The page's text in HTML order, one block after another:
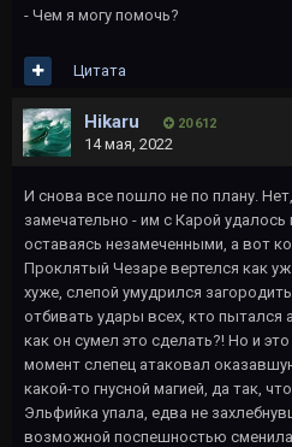
- Чем я могу помочь?
Цитата
Hikaru 20 612
14 мая, 2022
И снова все пошло не по плану.
замечательно - им с Карой
оставаясь незамеченными, а вот
Проклятый Чезаре вертелся как
хуже, слепой умудрился
отбивать удары всех, кто пытался
как он сумел это сделать?! Но и
момент слепец атаковал
какой-то гнусной магией, да так,
Эльфийка упала, едва не
возможной поспешностью